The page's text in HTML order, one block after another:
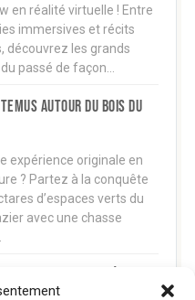
en réalité virtuelle ! Entre
immersives et récits
découvrez les grands
passé de façon…
autour du Bois du
expérience originale en
? Partez à la conquête
d’espaces verts du
avec une chasse